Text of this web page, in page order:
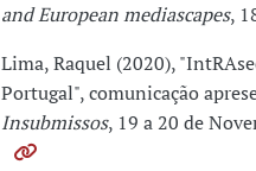
and European mediascapes,
Lima, Raquel (2020),
Portugal", comunicação
Insubmissos, 19 a 20 de